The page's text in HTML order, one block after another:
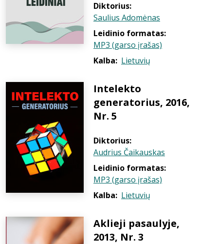
Diktorius:
Saulius Adomėnas
Leidinio formatas:
MP3 (garso įrašas)
Kalba: Lietuvių
Intelekto
generatorius, 2016,
Nr. 5
Diktorius:
Audrius Čaikauskas
Leidinio formatas:
MP3 (garso įrašas)
Kalba: Lietuvių
Aklieji pasaulyje,
2013, Nr. 3